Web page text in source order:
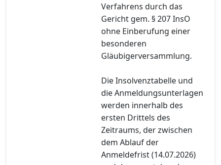
Verfahrens durch das
Gericht gem. § 207 InsO
ohne Einberufung einer
besonderen
Gläubigerversammlung.
Die Insolvenztabelle und
die Anmeldungsunterlagen
werden innerhalb des
ersten Drittels des
Zeitraums, der zwischen
dem Ablauf der
Anmeldefrist (14.07.2026)